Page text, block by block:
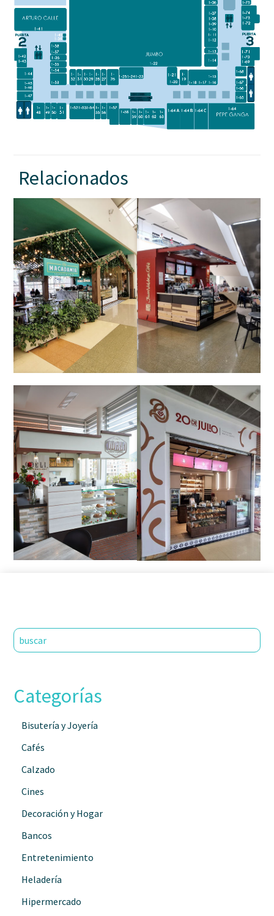
Relacionados
Categorías
Bisutería y Joyería
Cafés
Calzado
Cines
Decoración y Hogar
Bancos
Entretenimiento
Heladería
Hipermercado